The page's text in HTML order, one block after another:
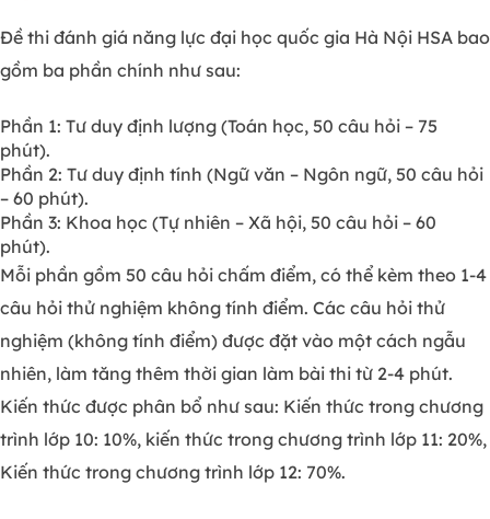
Đề thi đánh giá năng lực đại học quốc gia Hà Nội HSA bao
gồm ba phần chính như sau:
Phần 1: Tư duy định lượng (Toán học, 50 câu hỏi – 75
phút).
Phần 2: Tư duy định tính (Ngữ văn – Ngôn ngữ, 50 câu hỏi
– 60 phút).
Phần 3: Khoa học (Tự nhiên – Xã hội, 50 câu hỏi – 60
phút).
Mỗi phần gồm 50 câu hỏi chấm điểm, có thể kèm theo 1-4
câu hỏi thử nghiệm không tính điểm. Các câu hỏi thử
nghiệm (không tính điểm) được đặt vào một cách ngẫu
nhiên, làm tăng thêm thời gian làm bài thi từ 2-4 phút.
Kiến thức được phân bổ như sau: Kiến thức trong chương
trình lớp 10: 10%, kiến thức trong chương trình lớp 11: 20%,
Kiến thức trong chương trình lớp 12: 70%.